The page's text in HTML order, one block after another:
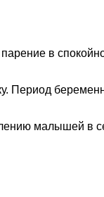
в
Период
малышей в